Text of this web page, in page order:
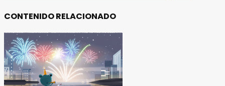
CONTENIDO RELACIONADO